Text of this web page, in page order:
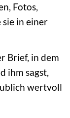
Fotos,
in einer
Brief, in dem
ihm sagst,
wertvoll